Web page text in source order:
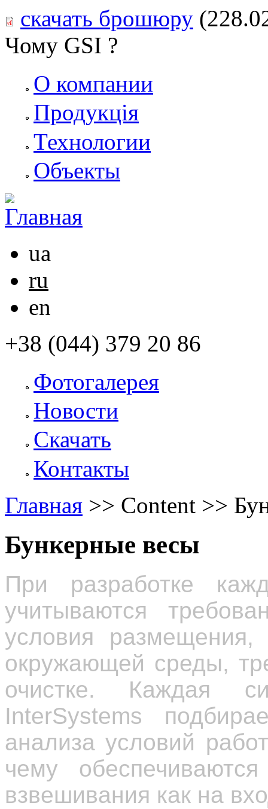
скачать брошюру
Чому GSI ?
О компании
Продукція
Технологии
Объекты
ua
ru
en
+38 (044) 379 20 86
Фотогалерея
Новости
Скачать
Контакты
Главная >> Content >>
Бункерные весы
При разработке
учитываются
условия размещения,
окружающей среды,
очистке. Каждая
InterSystems
анализа условий
чему
взвешивания как на